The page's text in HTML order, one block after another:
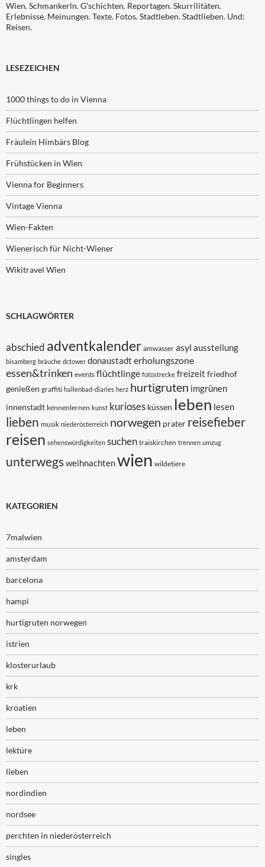
Wien. Schmankerln. G'schichten. Reportagen. Skurrilitäten.
Erlebnisse. Meinungen. Texte. Fotos. Stadtleben. Stadtlieben. Und:
Reisen.
LESEZEICHEN
1000 things to do in Vienna
Flüchtlingen helfen
Fräulein Himbärs Blog
Frühstücken in Wien
Vienna for Beginners
Vintage Vienna
Wien-Fakten
Wienerisch für Nicht-Wiener
Wikitravel Wien
SCHLAGWÖRTER
abschied adventkalender amwasser asyl ausstellung
bisamberg bräuche dctower donaustadt erholungszone
essen&trinken events flüchtlinge fotostrecke freizeit friedhof
genießen graffiti hallenbad-diaries herz hurtigruten imgrünen
innenstadt kennenlernen kunst kurioses küssen leben lesen
lieben musik niederösterreich norwegen prater reisefieber
reisen sehenswürdigkeiten suchen traiskirchen trennen umzug
unterwegsweihnachtenwien wildetiere
KATEGORIEN
7malwien
amsterdam
barcelona
hampi
hurtigruten norwegen
istrien
klosterurlaub
krk
kroatien
leben
lektüre
lieben
nordindien
nordsee
perchten in niederösterreich
singles